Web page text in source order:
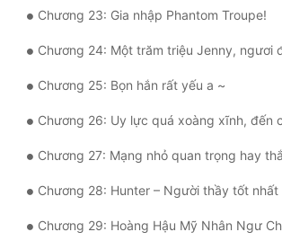
Vô Địch
Võ Hiệp
Võng Du
Xuyên Không
Xuyên Nhanh
Xuyên Sách
Xuyên Thư
Chương 23: Gia nhập Phantom Troupe!
Chương 24: Một trăm triệu Jenny, ngươi định
Chương 25: Bọn hắn rất yếu a ~
Chương 26: Uy lực quá xoàng xĩnh, đến chút cảm giác
Chương 27: Mạng nhỏ quan trọng hay thắng
Chương 28: Hunter – Người thầy tốt nhất
Chương 29: Hoàng Hậu Mỹ Nhân Ngư